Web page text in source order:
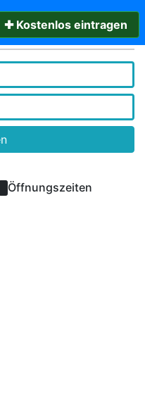
✚ Kostenlos eintragen
Öffnungszeiten